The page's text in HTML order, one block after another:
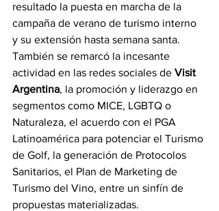
resultado la puesta en marcha de la
campaña de verano de turismo interno
y su extensión hasta semana santa.
También se remarcó la incesante
actividad en las redes sociales de Visit
Argentina, la promoción y liderazgo en
segmentos como MICE, LGBTQ o
Naturaleza, el acuerdo con el PGA
Latinoamérica para potenciar el Turismo
de Golf, la generación de Protocolos
Sanitarios, el Plan de Marketing de
Turismo del Vino, entre un sinfín de
propuestas materializadas.